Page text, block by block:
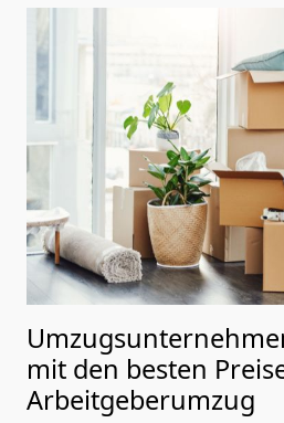
mit den besten
Arbeitgeberumzug